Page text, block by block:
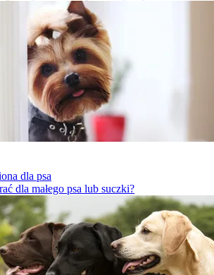
dla psa
dla małego psa lub suczki?